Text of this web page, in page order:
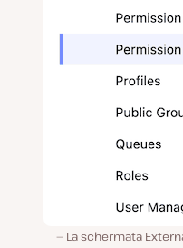
La schermata